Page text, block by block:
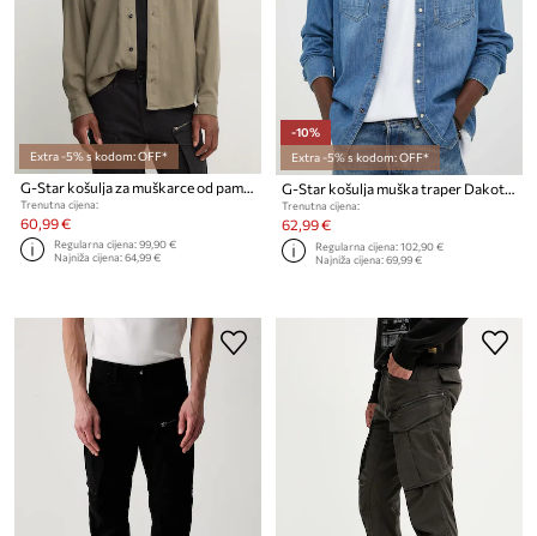
Extra -5% s kodom: OFF*
Trenutna cijena:
60,99 €
Regularna cijena:99,90 €
Najniža cijena:64,99 €
-10%
Extra -5% s kodom: OFF*
G-Star košulja muška traper Dakota slim
Trenutna cijena:
62,99 €
Regularna cijena:102,90 €
Najniža cijena:69,99 €